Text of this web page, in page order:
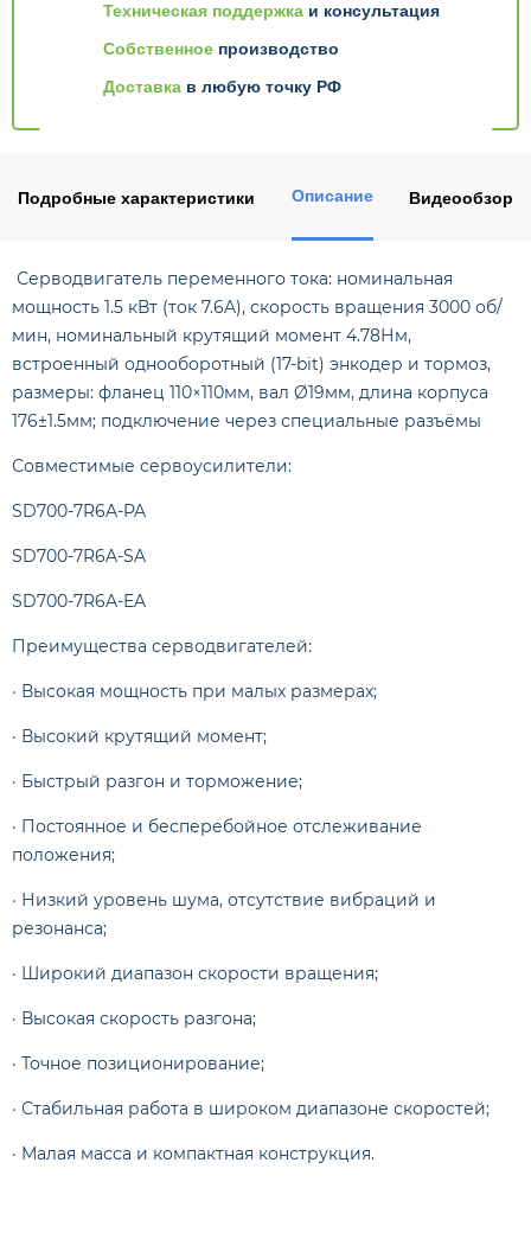
Техническая поддержка и консультация
Собственное производство
Доставка в любую точку РФ
Подробные характеристики Описание Видеообзор
Серводвигатель переменного тока: номинальная
мощность 1.5 кВт (ток 7.6A), скорость вращения 3000 об/
мин, номинальный крутящий момент 4.78Нм,
встроенный однооборотный (17-bit) энкодер и тормоз,
размеры: фланец 110×110мм, вал Ø19мм, длина корпуса
176±1.5мм; подключение через специальные разъёмы
Совместимые сервоусилители:
SD700-7R6A-PA
SD700-7R6A-SA
SD700-7R6A-EA
Преимущества серводвигателей:
· Высокая мощность при малых размерах;
· Высокий крутящий момент;
· Быстрый разгон и торможение;
· Постоянное и бесперебойное отслеживание
положения;
· Низкий уровень шума, отсутствие вибраций и
резонанса;
· Широкий диапазон скорости вращения;
· Высокая скорость разгона;
· Точное позиционирование;
· Стабильная работа в широком диапазоне скоростей;
· Малая масса и компактная конструкция.